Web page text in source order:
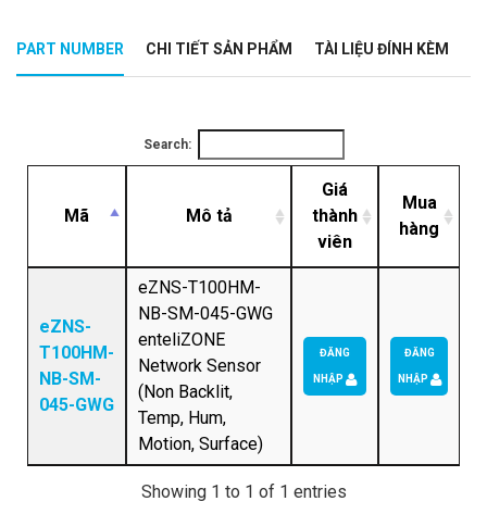
PART NUMBER CHI TIẾT SẢN PHẨM TÀI LIỆU ĐÍNH KÈM
Search:
Mã Mô tả
Giá
thành
viên
Mua
hàng
eZNS-
T100HM-
NB-SM-
045-GWG
eZNS-T100HM-
NB-SM-045-GWG
enteliZONE
Network Sensor
(Non Backlit,
Temp, Hum,
Motion, Surface)
ĐĂNG
NHẬP
ĐĂNG
NHẬP
Showing 1 to 1 of 1 entries